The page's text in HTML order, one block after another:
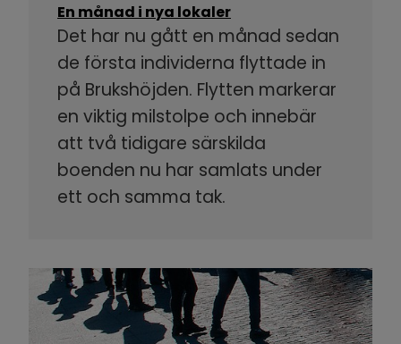
En månad i nya lokaler
Det har nu gått en månad sedan
de första individerna flyttade in
på Brukshöjden. Flytten markerar
en viktig milstolpe och innebär
att två tidigare särskilda
boenden nu har samlats under
ett och samma tak.